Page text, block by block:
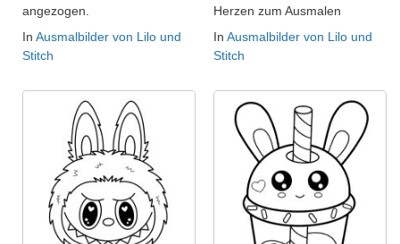
angezogen.
In Ausmalbilder von Lilo und
Stitch
Herzen zum Ausmalen
In Ausmalbilder von Lilo und
Stitch